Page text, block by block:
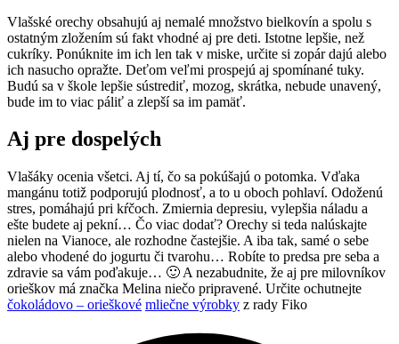
Vlašské orechy obsahujú aj nemalé množstvo bielkovín a spolu s
ostatným zložením sú fakt vhodné aj pre deti. Istotne lepšie, než
cukríky. Ponúknite im ich len tak v miske, určite si zopár dajú alebo
ich nasucho opražte. Deťom veľmi prospejú aj spomínané tuky.
Budú sa v škole lepšie sústrediť, mozog, skrátka, nebude unavený,
bude im to viac páliť a zlepší sa im pamäť.
Aj pre dospelých
Vlašáky ocenia všetci. Aj tí, čo sa pokúšajú o potomka. Vďaka
mangánu totiž podporujú plodnosť, a to u oboch pohlaví. Odoženú
stres, pomáhajú pri kŕčoch. Zmiernia depresiu, vylepšia náladu a
ešte budete aj pekní… Čo viac dodať? Orechy si teda nalúskajte
nielen na Vianoce, ale rozhodne častejšie. A iba tak, samé o sebe
alebo vhodené do jogurtu či tvarohu… Robíte to predsa pre seba a
zdravie sa vám poďakuje… 🙂 A nezabudnite, že aj pre milovníkov
orieškov má značka Melina niečo pripravené. Určite ochutnejte
čokoládovo – orieškové mliečne výrobky z rady Fiko